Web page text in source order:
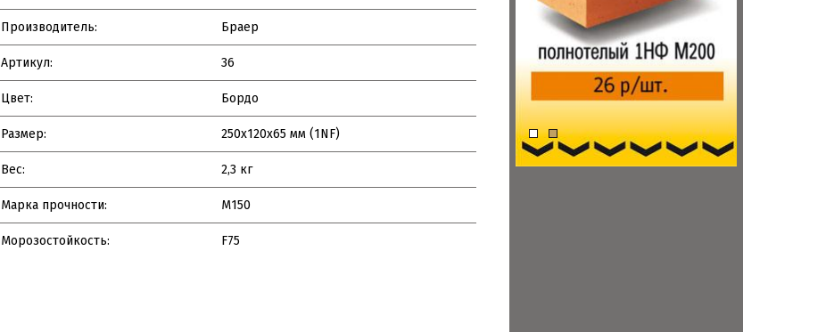
Производитель: Браер
Артикул: 36
Цвет: Бордо
Размер: 250х120х65 мм (1NF)
Вес: 2,3 кг
Марка прочности: M150
Морозостойкость: F75